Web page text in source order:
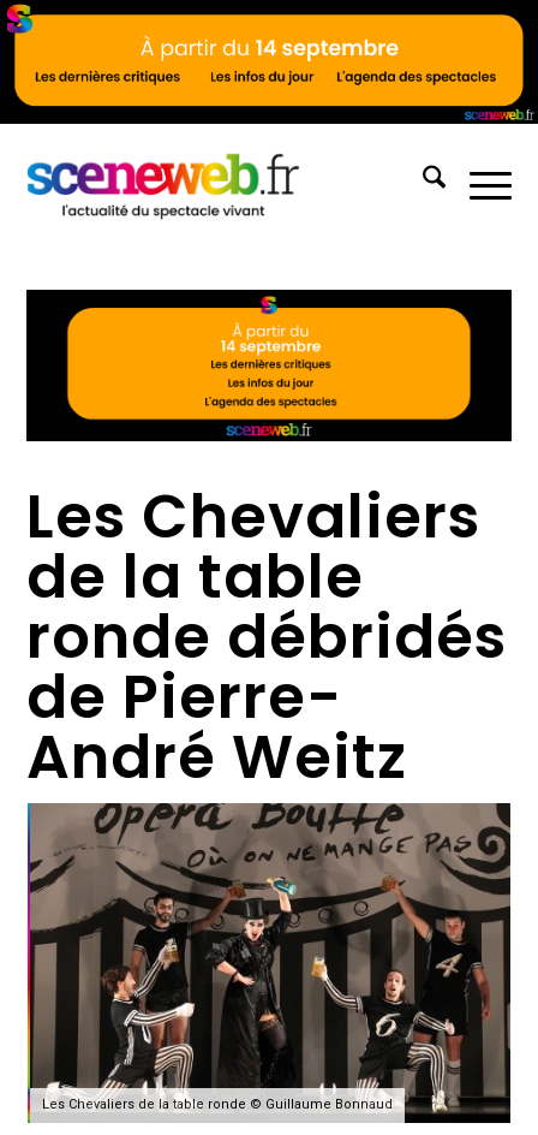
Les Chevaliers
de la table
ronde débridés
de Pierre-
André Weitz
Les Chevaliers de la table ronde © Guillaume Bonnaud